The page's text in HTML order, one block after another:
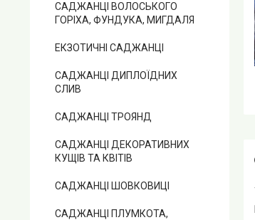
САДЖАНЦІ ВОЛОСЬКОГО
ГОРІХА, ФУНДУКА, МИГДАЛЯ
ЕКЗОТИЧНІ САДЖАНЦІ
САДЖАНЦІ ДИПЛОЇДНИХ
СЛИВ
САДЖАНЦІ ТРОЯНД
САДЖАНЦІ ДЕКОРАТИВНИХ
КУЩІВ ТА КВІТІВ
САДЖАНЦІ ШОВКОВИЦІ
САДЖАНЦІ ПЛУМКОТА,